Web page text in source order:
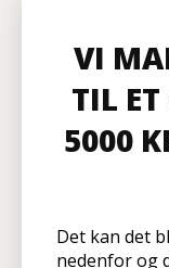
VI
TIL
5000
Det kan det
nedenfor og